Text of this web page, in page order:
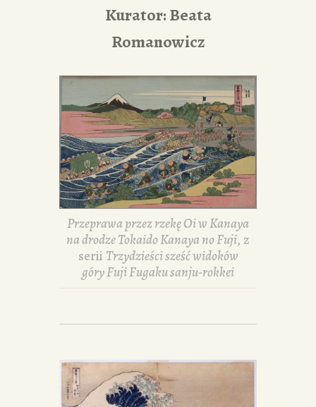
Kurator: Beata
Romanowicz
Przeprawa przez rzekę Oi w Kanaya
na drodze Tokaido Kanaya no Fuji, z
serii Trzydzieści sześć widoków
góry Fuji Fugaku sanju-rokkei